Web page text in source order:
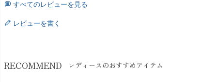
すべてのレビューを見る
レビューを書く
RECOMMEND レディースのおすすめアイテム